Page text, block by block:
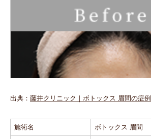
出典： 藤井クリニック｜ボトックス 眉間の症例
施術名 ボトックス 眉間